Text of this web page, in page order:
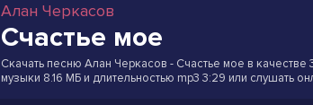
Алан Черкасов
Счастье мое
Скачать песню Алан Черкасов - Счастье мое в качестве
музыки 8.16 МБ и длительностью mp3 3:29 или слушать